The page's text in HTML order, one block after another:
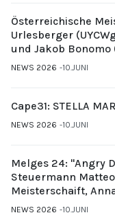
Österreichische
Urlesberger
und Jakob Bonomo
Gubi (UYCMo)
NEWS 2026 10.JUNI
Cape31: STELLA
NEWS 2026 10.JUNI
Melges 24: "Angry
Steuermann
Meisterschaift,
NEWS 2026 10.JUNI